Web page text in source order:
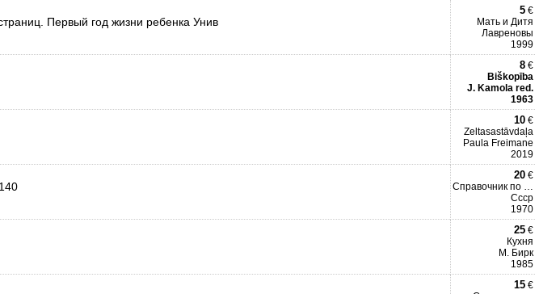
Первый год жизни ребенка Унив
5 €
Мать и Дитя
Лавреновы
1999
8 €
Biškopība
J. Kamola red.
1963
10 €
Zeltasastāvdaļa
Paula Freimane
2019
20 €
Справочник по эксплуатаци
Ссср
1970
25 €
Кухня
М. Бирк
1985
15 €